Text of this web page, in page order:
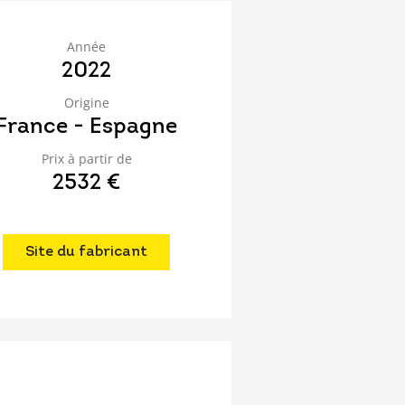
Année
2022
Origine
- Espagne
Prix à partir de
2532 €
Site du fabricant